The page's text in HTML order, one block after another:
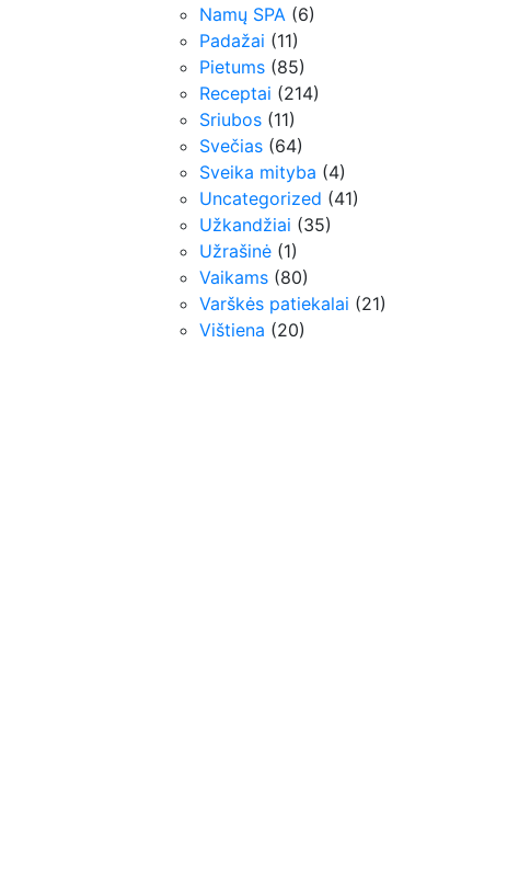
Namų SPA (6)
Padažai (11)
Pietums (85)
Receptai (214)
Sriubos (11)
Svečias (64)
Sveika mityba (4)
Uncategorized (41)
Užkandžiai (35)
Užrašinė (1)
Vaikams (80)
Varškės patiekalai (21)
Vištiena (20)